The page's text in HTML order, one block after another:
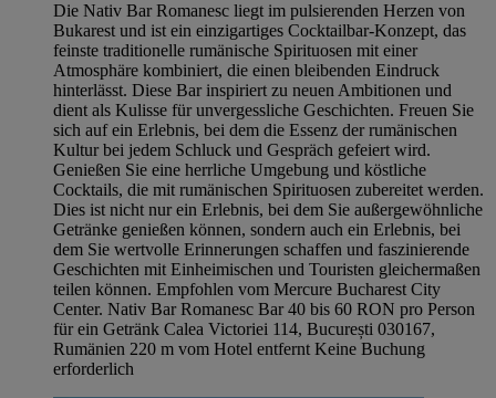
Die Nativ Bar Romanesc liegt im pulsierenden Herzen von
Bukarest und ist ein einzigartiges Cocktailbar-Konzept, das
feinste traditionelle rumänische Spirituosen mit einer
Atmosphäre kombiniert, die einen bleibenden Eindruck
hinterlässt. Diese Bar inspiriert zu neuen Ambitionen und
dient als Kulisse für unvergessliche Geschichten. Freuen Sie
sich auf ein Erlebnis, bei dem die Essenz der rumänischen
Kultur bei jedem Schluck und Gespräch gefeiert wird.
Genießen Sie eine herrliche Umgebung und köstliche
Cocktails, die mit rumänischen Spirituosen zubereitet werden.
Dies ist nicht nur ein Erlebnis, bei dem Sie außergewöhnliche
Getränke genießen können, sondern auch ein Erlebnis, bei
dem Sie wertvolle Erinnerungen schaffen und faszinierende
Geschichten mit Einheimischen und Touristen gleichermaßen
teilen können. Empfohlen vom Mercure Bucharest City
Center. Nativ Bar Romanesc Bar 40 bis 60 RON pro Person
für ein Getränk Calea Victoriei 114, București 030167,
Rumänien 220 m vom Hotel entfernt Keine Buchung
erforderlich